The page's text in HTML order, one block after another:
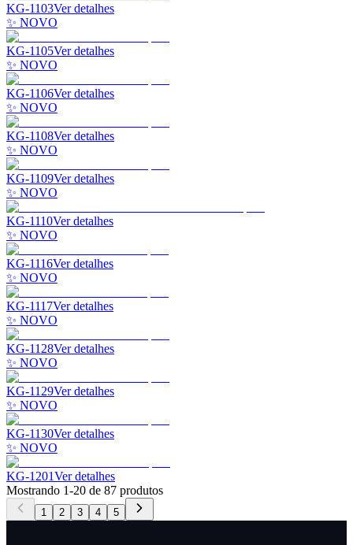
KG-1103Ver detalhes
✨ NOVO
KG-1105Ver detalhes
✨ NOVO
KG-1106Ver detalhes
✨ NOVO
KG-1108Ver detalhes
✨ NOVO
KG-1109Ver detalhes
✨ NOVO
KG-1110Ver detalhes
✨ NOVO
KG-1116Ver detalhes
✨ NOVO
KG-1117Ver detalhes
✨ NOVO
KG-1128Ver detalhes
✨ NOVO
KG-1129Ver detalhes
✨ NOVO
KG-1130Ver detalhes
✨ NOVO
KG-1201Ver detalhes
Mostrando 1-20 de 87 produtos
1 2 3 4 5